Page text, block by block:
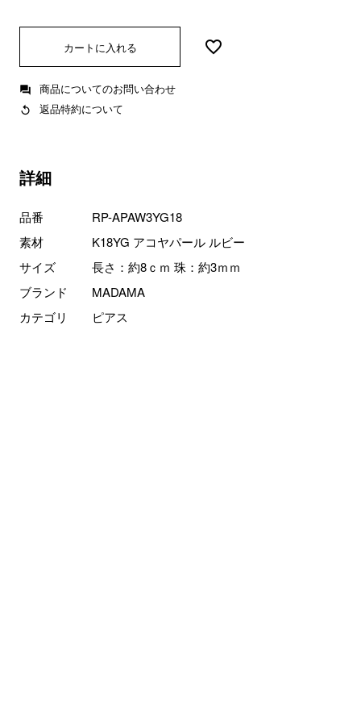
カートに入れる
商品についてのお問い合わせ
返品特約について
詳細
品番
RP-APAW3YG18
素材
K18YG アコヤパール ルビー
サイズ
長さ：約8ｃｍ 珠：約3ｍｍ
ブランド
MADAMA
カテゴリ
ピアス